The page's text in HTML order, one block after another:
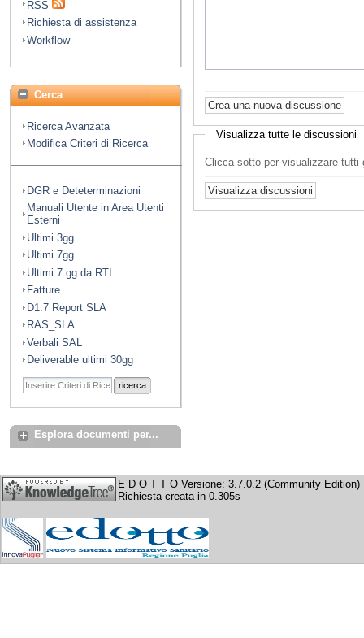
RSS
Richiesta di assistenza
Workflow
Cerca
Ricerca Avanzata
Modifica Criteri di Ricerca
DGR e Deteterminazioni
Manuali Utente in Area Utenti
Esterni
Ultimi 3gg
Ultimi 7gg
Ultimi 7 gg da RTI
Fatture
D1.7 Report SLA
RAS_SLA
Verbali SAL
Deliverable ultimi 30gg
ricerca
Esplora documenti per...
Visualizza tutte le discussioni
Clicca sotto per visualizzare tutti
E D O T T O Versione: 3.7.0.2 (Community Edition)
Richiesta creata in 0.305s